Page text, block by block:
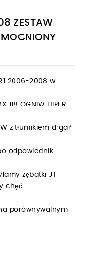
ZESTAW
2006-2008 w
OGNIW HIPER
z tłumikiem drgań
odpowiednik
zębatki JT
chęć
porównywalnym